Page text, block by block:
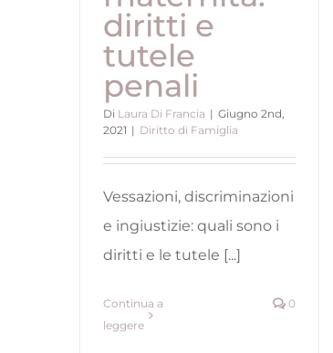
diritti e
tutele
penali
Di Laura Di Francia | Giugno 2nd,
2021 | Diritto di Famiglia
Vessazioni, discriminazioni
e ingiustizie: quali sono i
diritti e le tutele [...]
Continua a
leggere
0